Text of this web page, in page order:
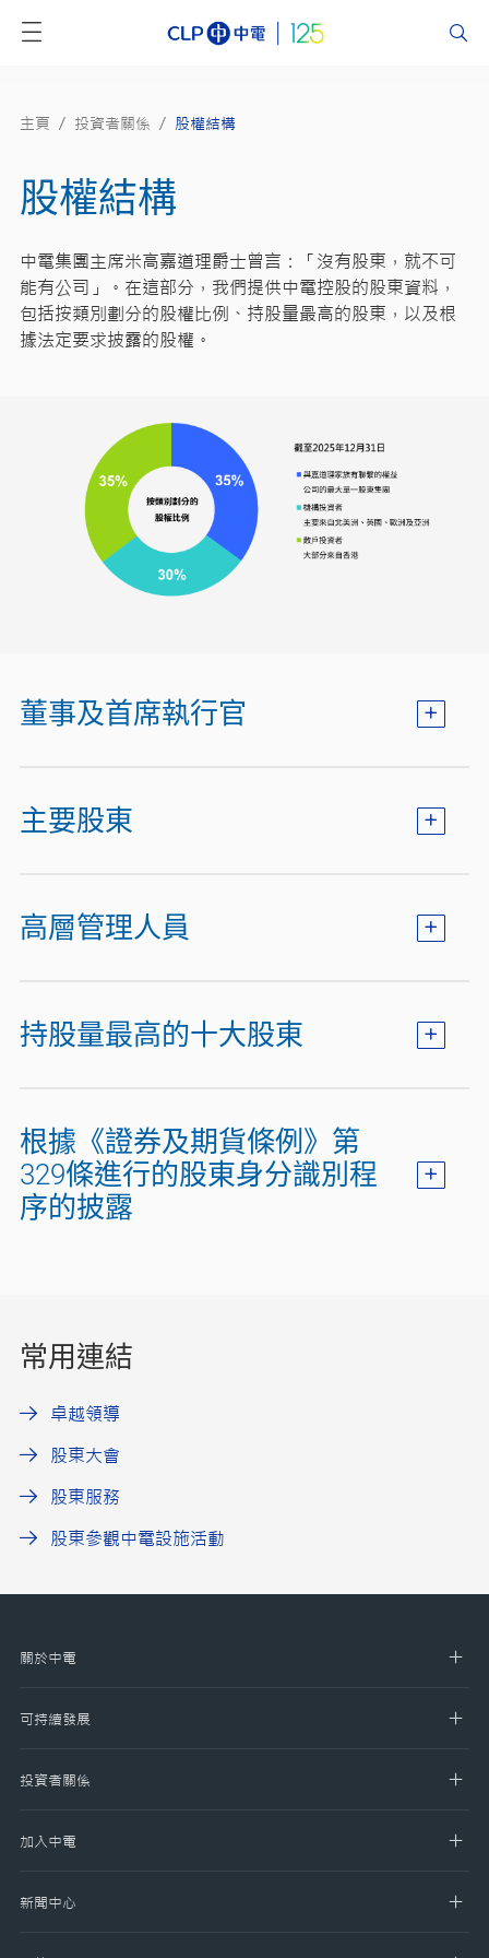
主頁 / 投資者關係 / 股權結構
股權結構
中電集團主席米高嘉道理爵士曾言：「沒有股東，就不可
能有公司」。在這部分，我們提供中電控股的股東資料，
包括按類別劃分的股權比例、持股量最高的股東，以及根
據法定要求披露的股權。
董事及首席執行官
主要股東
高層管理人員
持股量最高的十大股東
根據《證券及期貨條例》第
329條進行的股東身分識別程
序的披露
常用連結
卓越領導
股東大會
股東服務
股東參觀中電設施活動
關於中電
可持續發展
投資者關係
加入中電
新聞中心